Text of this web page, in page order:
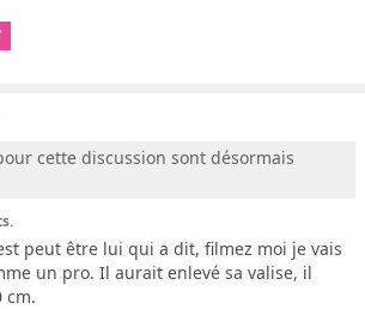
cette discussion sont désormais
peut être lui qui a dit, filmez moi je vais
un pro. Il aurait enlevé sa valise, il
cm.